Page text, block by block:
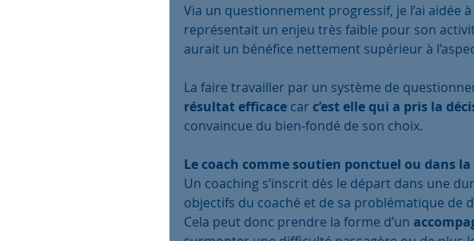
Via un questionnement progressif, je l’ai aidée
représentait un enjeu très faible pour son
aurait un bénéfice nettement supérieur à
La faire travailler par un système de
résultat efficace car c’est elle qui a pris la
convaincue du bien-fondé de son choix.
Le coach comme soutien ponctuel ou dans
Un coaching s’inscrit dès le départ dans une
objectifs du coaché et de sa problématique de
Cela peut donc prendre la forme d’un